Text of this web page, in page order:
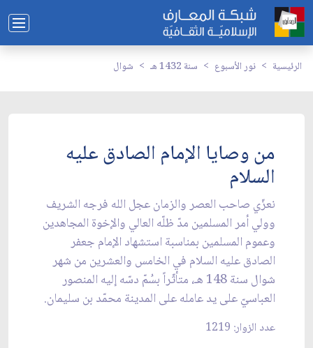
الرئيسية نور الأسبوع سنة 1432 هـ شوال
من وصايا الإمام الصادق عليه
السلام
نعزّي صاحب العصر والزمان عجل الله فرجه الشريف
وولي أمر المسلمين مدّ ظلّه العالي والإخوة المجاهدين
وعموم المسلمين بمناسبة استشهاد الإمام جعفر
الصادق عليه السلام في الخامس والعشرين من شهر
شوال سنة 148 هـ، متأثّراً بسُمّ دسّه إليه المنصور
العباسيّ على يد عامله على المدينة محمّد بن سليمان.
عدد الزوار: 1219